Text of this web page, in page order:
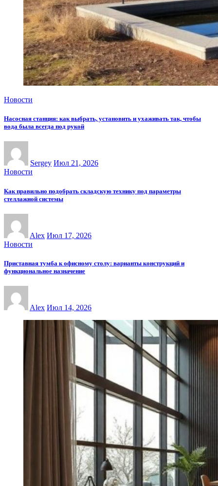
Новости
Насосная станция: как выбрать, установить и ухаживать так, чтобы
вода была всегда под рукой
Sergey Июл 21, 2026
Новости
Как правильно подобрать складскую технику под параметры
стеллажной системы
Alex Июл 17, 2026
Новости
Приставная тумба к офисному столу: варианты конструкций и
функциональное назначение
Alex Июл 14, 2026